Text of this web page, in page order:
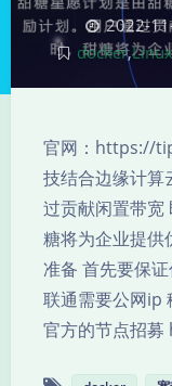
夜间模式
2022-
docker,
官网：https://
技结合边缘计算
过贡献闲置带宽
糖将为企业提供
准备 首先要保证
联通需要公网ip
官方的节点招